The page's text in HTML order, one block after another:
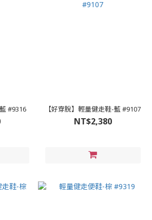
#9316 【好穿脫】輕量健走鞋-藍 #9107
NT$2,380